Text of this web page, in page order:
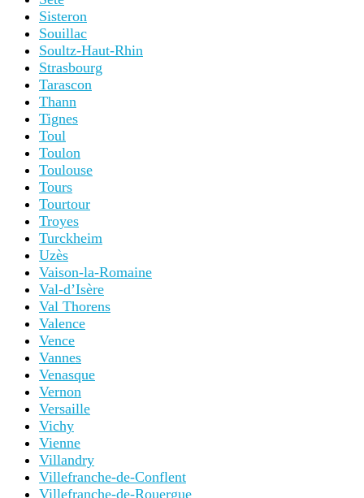
Sisteron
Souillac
Soultz-Haut-Rhin
Strasbourg
Tarascon
Thann
Tignes
Toul
Toulon
Toulouse
Tours
Tourtour
Troyes
Turckheim
Uzès
Vaison-la-Romaine
Val-d’Isère
Val Thorens
Valence
Vence
Vannes
Venasque
Vernon
Versaille
Vichy
Vienne
Villandry
Villefranche-de-Conflent
Villefranche-de-Rouergue